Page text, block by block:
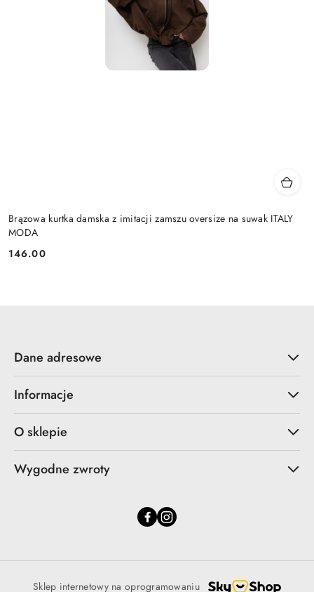
Brązowa kurtka damska z imitacji zamszu oversize na suwak ITALY
MODA
Cena:
146.00
Dane adresowe
Informacje
O sklepie
Wygodne zwroty
Sklep internetowy na oprogramowaniu